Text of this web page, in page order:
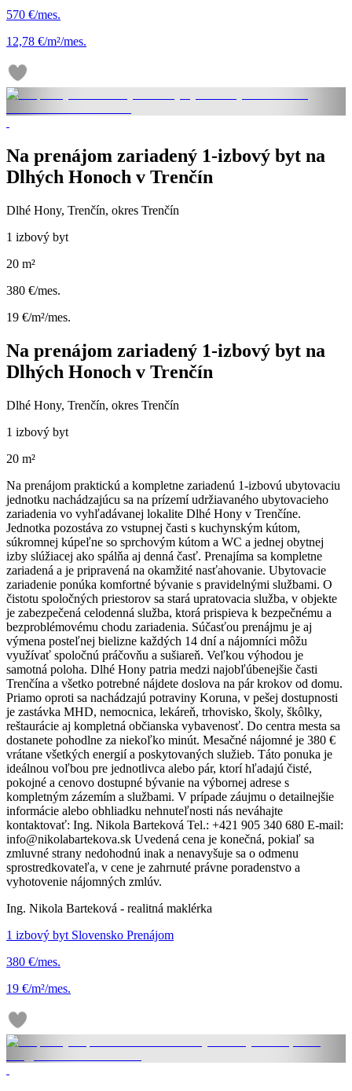
570 €/mes.
12,78 €/m²/mes.
Na prenájom zariadený 1-izbový byt na
Dlhých Honoch v Trenčín
Dlhé Hony, Trenčín, okres Trenčín
1 izbový byt
20 m²
380 €/mes.
19 €/m²/mes.
Na prenájom zariadený 1-izbový byt na
Dlhých Honoch v Trenčín
Dlhé Hony, Trenčín, okres Trenčín
1 izbový byt
20 m²
Na prenájom praktickú a kompletne zariadenú 1-izbovú ubytovaciu
jednotku nachádzajúcu sa na prízemí udržiavaného ubytovacieho
zariadenia vo vyhľadávanej lokalite Dlhé Hony v Trenčíne.
Jednotka pozostáva zo vstupnej časti s kuchynským kútom,
súkromnej kúpeľne so sprchovým kútom a WC a jednej obytnej
izby slúžiacej ako spálňa aj denná časť. Prenajíma sa kompletne
zariadená a je pripravená na okamžité nasťahovanie. Ubytovacie
zariadenie ponúka komfortné bývanie s pravidelnými službami. O
čistotu spoločných priestorov sa stará upratovacia služba, v objekte
je zabezpečená celodenná služba, ktorá prispieva k bezpečnému a
bezproblémovému chodu zariadenia. Súčasťou prenájmu je aj
výmena posteľnej bielizne každých 14 dní a nájomníci môžu
využívať spoločnú práčovňu a sušiareň. Veľkou výhodou je
samotná poloha. Dlhé Hony patria medzi najobľúbenejšie časti
Trenčína a všetko potrebné nájdete doslova na pár krokov od domu.
Priamo oproti sa nachádzajú potraviny Koruna, v pešej dostupnosti
je zastávka MHD, nemocnica, lekáreň, trhovisko, školy, škôlky,
reštaurácie aj kompletná občianska vybavenosť. Do centra mesta sa
dostanete pohodlne za niekoľko minút. Mesačné nájomné je 380 €
vrátane všetkých energií a poskytovaných služieb. Táto ponuka je
ideálnou voľbou pre jednotlivca alebo pár, ktorí hľadajú čisté,
pokojné a cenovo dostupné bývanie na výbornej adrese s
kompletným zázemím a službami. V prípade záujmu o detailnejšie
informácie alebo obhliadku nehnuteľnosti nás neváhajte
kontaktovať: Ing. Nikola Barteková Tel.: +421 905 340 680 E-mail:
info@nikolabartekova.sk Uvedená cena je konečná, pokiaľ sa
zmluvné strany nedohodnú inak a nenavyšuje sa o odmenu
sprostredkovateľa, v cene je zahrnuté právne poradenstvo a
vyhotovenie nájomných zmlúv.
Ing. Nikola Barteková - realitná maklérka
1 izbový byt Slovensko Prenájom
380 €/mes.
19 €/m²/mes.